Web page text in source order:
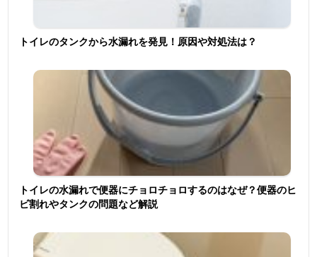
トイレのタンクから水漏れを発見！原因や対処法は？
トイレの水漏れで便器にチョロチョロするのはなぜ？便器のヒ
ビ割れやタンクの問題など解説